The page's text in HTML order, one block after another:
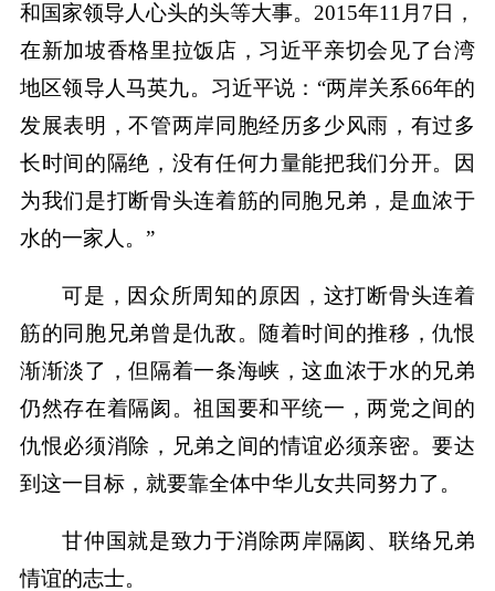
和国家领导人心头的头等大事。2015年11月7日，
在新加坡香格里拉饭店，习近平亲切会见了台湾
地区领导人马英九。习近平说：“两岸关系66年的
发展表明，不管两岸同胞经历多少风雨，有过多
长时间的隔绝，没有任何力量能把我们分开。因
为我们是打断骨头连着筋的同胞兄弟，是血浓于
水的一家人。”
可是，因众所周知的原因，这打断骨头连着
筋的同胞兄弟曾是仇敌。随着时间的推移，仇恨
渐渐淡了，但隔着一条海峡，这血浓于水的兄弟
仍然存在着隔阂。祖国要和平统一，两党之间的
仇恨必须消除，兄弟之间的情谊必须亲密。要达
到这一目标，就要靠全体中华儿女共同努力了。
甘仲国就是致力于消除两岸隔阂、联络兄弟
情谊的志士。